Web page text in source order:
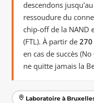
descendons
ressoudure du
chip-off de la NAND
(FTL). À partir de 270
en cas de succès
ne quitte jamais la
Laboratoire à